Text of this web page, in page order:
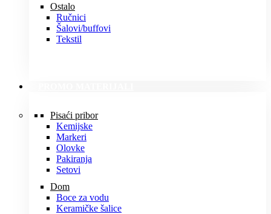
Ostalo
Ručnici
Šalovi/buffovi
Tekstil
Pisaći pribor
Kemijske
Markeri
Olovke
Pakiranja
Setovi
Dom
Boce za vodu
Keramičke šalice